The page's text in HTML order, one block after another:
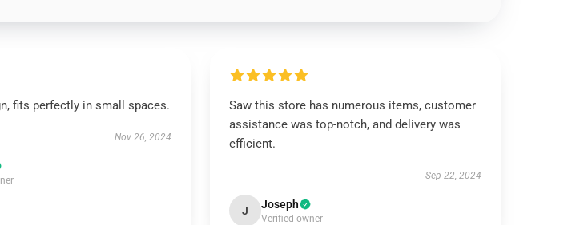
fits perfectly in small spaces.
Nov 26, 2024
Saw this store has numerous items, customer
assistance was top-notch, and delivery was
efficient.
Sep 22, 2024
J Joseph
Verified owner